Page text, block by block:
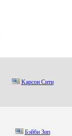
Kарcон Cити
Бэйби Зип